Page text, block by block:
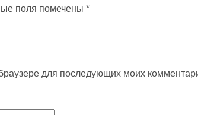
поля помечены *
для последующих моих